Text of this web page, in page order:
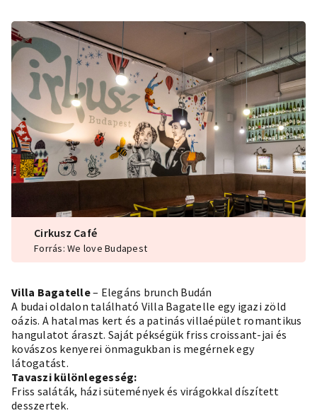
Cirkusz Café
Forrás: We love Budapest
Villa Bagatelle– Elegáns brunch Budán
A budai oldalon található Villa Bagatelle egy igazi zöld
oázis. A hatalmas kert és a patinás villaépület romantikus
hangulatot áraszt. Saját pékségük friss croissant-jai és
kovászos kenyerei önmagukban is megérnek egy
látogatást.
Tavaszi különlegesség:
Friss saláták, házi sütemények és virágokkal díszített
desszertek.